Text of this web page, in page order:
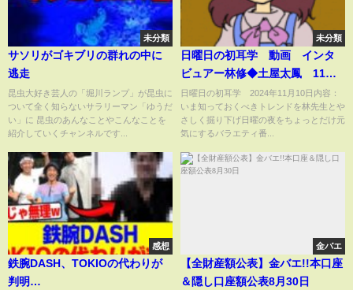
未分類
サソリがゴキブリの群れの中に
逃走
昆虫大好き芸人の「堀川ランプ」が昆虫に
ついて全く知らないサラリーマン「ゆうだ
い」に 昆虫のあんなことやこんなことを
紹介していくチャンネルです...
未分類
日曜日の初耳学 動画 インタ
ビュアー林修◆土屋太鳳 11月
10日
日曜日の初耳学 2024年11月10日内容：
いま知っておくべきトレンドを林先生とや
さしく掘り下げ日曜の夜をちょっとだけ元
気にするバラエティ番...
感想
鉄腕DASH、TOKIOの代わりが
判明
金バエ
【全財産額公表】金バエ!!本口座
＆隠し口座額公表8月30日